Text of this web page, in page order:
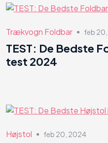
Trækvogn Foldbar ● feb
TEST: De Bedste
test 2024
Højstol ● feb 20, 2024